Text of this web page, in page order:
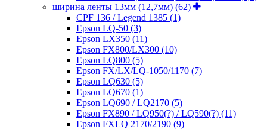
ширина ленты 13мм (12,7мм) (62)
CPF 136 / Legend 1385 (1)
Epson LQ-50 (3)
Epson LX350 (11)
Epson FX800/LX300 (10)
Epson LQ800 (5)
Epson FX/LX/LQ-1050/1170 (7)
Epson LQ630 (5)
Epson LQ670 (1)
Epson LQ690 / LQ2170 (5)
Epson FX890 / LQ950(?) / LQ590(?) (11)
Epson FXLQ 2170/2190 (9)